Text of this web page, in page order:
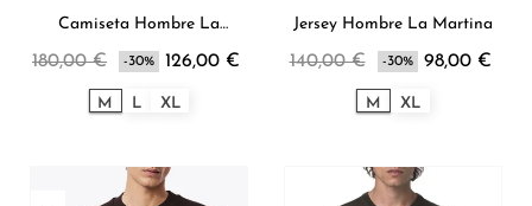
Camiseta Hombre La
180,00 € -30% 126,00 €
M L XL
Jersey Hombre La Martina
140,00 € -30% 98,00 €
M XL